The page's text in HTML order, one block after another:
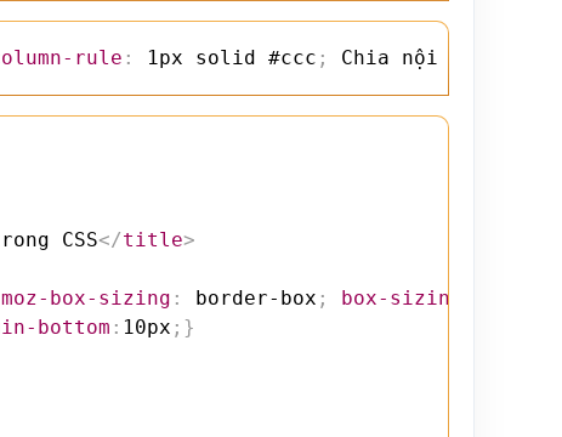
rule : 1px solid #ccc ; Chia nội dung làm
CSS</title>
box-sizing : border-box ; box-sizing
bottom : 10px ; }